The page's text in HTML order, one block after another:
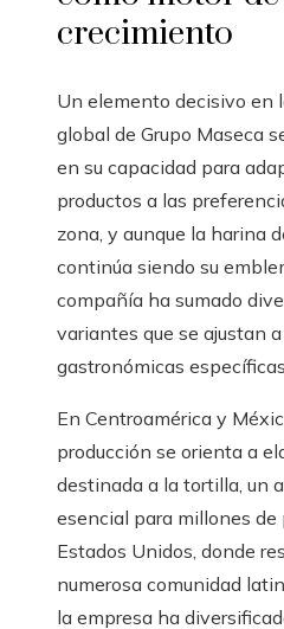
crecimiento
Un elemento decisivo en
global de Grupo Maseca
en su capacidad para
productos a las
zona, y aunque la harina
continúa siendo su
compañía ha sumado
variantes que se ajustan
gastronómicas
En Centroamérica y
producción se orienta a
destinada a la tortilla, un
esencial para millones de
Estados Unidos, donde
numerosa comunidad
la empresa ha